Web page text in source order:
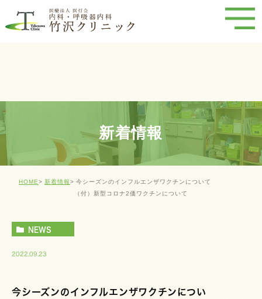
新着情報
HOME 新着情報
今シーズンのインフルエンザワクチンについて
（付）新型コロナ2価ワクチンについて
NEWS
2022.09.23
今シーズンのインフルエンザワクチンについ